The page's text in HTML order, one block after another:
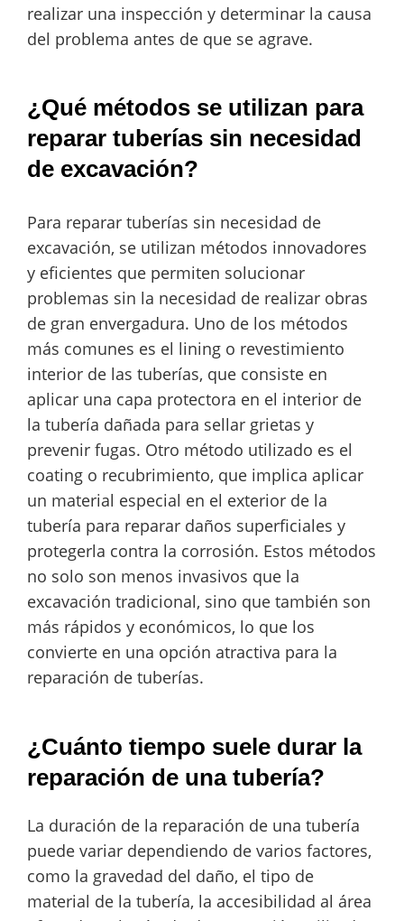
realizar una inspección y determinar la causa
del problema antes de que se agrave.
¿Qué métodos se utilizan para
reparar tuberías sin necesidad
de excavación?
Para reparar tuberías sin necesidad de
excavación, se utilizan métodos innovadores
y eficientes que permiten solucionar
problemas sin la necesidad de realizar obras
de gran envergadura. Uno de los métodos
más comunes es el lining o revestimiento
interior de las tuberías, que consiste en
aplicar una capa protectora en el interior de
la tubería dañada para sellar grietas y
prevenir fugas. Otro método utilizado es el
coating o recubrimiento, que implica aplicar
un material especial en el exterior de la
tubería para reparar daños superficiales y
protegerla contra la corrosión. Estos métodos
no solo son menos invasivos que la
excavación tradicional, sino que también son
más rápidos y económicos, lo que los
convierte en una opción atractiva para la
reparación de tuberías.
¿Cuánto tiempo suele durar la
reparación de una tubería?
La duración de la reparación de una tubería
puede variar dependiendo de varios factores,
como la gravedad del daño, el tipo de
material de la tubería, la accesibilidad al área